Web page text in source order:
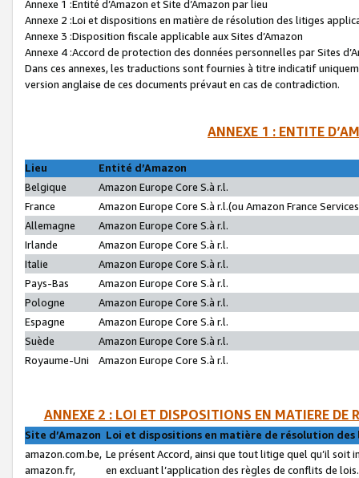
Annexe 1 :Entité d’Amazon et Site d’Amazon par lieu
Annexe 2 :Loi et dispositions en matière de résolution des litiges
Annexe 3 :Disposition fiscale applicable aux Sites d’Amazon
Annexe 4 :Accord de protection des données personnelles par Sites
Dans ces annexes, les traductions sont fournies à titre indicatif
version anglaise de ces documents prévaut en cas de contradiction.
ANNEXE 1 : ENTITE
Lieu
Entité d’Amazon
Belgique
Amazon Europe Core S.à r.l.
France
Amazon Europe Core S.à r.l.(ou Amazon France
Allemagne
Amazon Europe Core S.à r.l.
Irlande
Amazon Europe Core S.à r.l.
Italie
Amazon Europe Core S.à r.l.
Pays-Bas
Amazon Europe Core S.à r.l.
Pologne
Amazon Europe Core S.à r.l.
Espagne
Amazon Europe Core S.à r.l.
Suède
Amazon Europe Core S.à r.l.
Royaume-Uni
Amazon Europe Core S.à r.l.
ANNEXE 2 : LOI ET DISPOSITIONS EN MATIERE DE
Site d’Amazon Loi et dispositions en matière de résolution
amazon.com.be,
amazon.fr,
Le présent Accord, ainsi que tout litige quel qu’il soit
en excluant l’application des règles de conflits de